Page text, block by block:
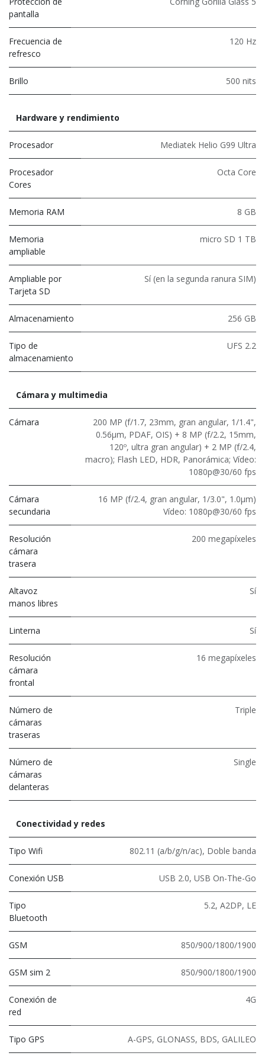
pantalla
Frecuencia de
refresco
120 Hz
Brillo 500 nits
Hardware y rendimiento
Procesador Mediatek Helio G99 Ultra
Procesador
Cores
Octa Core
Memoria RAM 8 GB
Memoria
ampliable
micro SD 1 TB
Ampliable por
Tarjeta SD
Sí (en la segunda ranura SIM)
Almacenamiento 256 GB
Tipo de
almacenamiento
UFS 2.2
Cámara y multimedia
Cámara
200 MP (f/1.7, 23mm, gran angular, 1/1.4",
0.56μm, PDAF, OIS) + 8 MP (f/2.2, 15mm,
120º, ultra gran angular) + 2 MP (f/2.4,
macro); Flash LED, HDR, Panorámica; Vídeo:
1080p@30/60 fps
Cámara
secundaria
16 MP (f/2.4, gran angular, 1/3.0", 1.0μm)
Vídeo: 1080p@30/60 fps
Resolución
cámara
trasera
200 megapíxeles
Altavoz
manos libres
Sí
Linterna Sí
Resolución
cámara
frontal
16 megapíxeles
Número de
cámaras
traseras
Triple
Número de
cámaras
delanteras
Single
Conectividad y redes
Tipo Wifi 802.11 (a/b/g/n/ac), Doble banda
Conexión USB USB 2.0, USB On-The-Go
Tipo
Bluetooth
5.2, A2DP, LE
GSM 850/900/1800/1900
GSM sim 2 850/900/1800/1900
Conexión de
red
4G
Tipo GPS A-GPS, GLONASS, BDS, GALILEO